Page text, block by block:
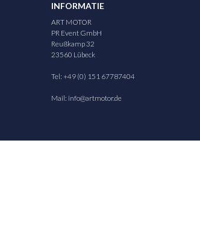
INFORMATIE
ART MOTOR
PR Event GmbH
Reußkamp 32
23560 Lübeck
Tel: +49 (0) 151 67787404
Mail: info@artmotor.de